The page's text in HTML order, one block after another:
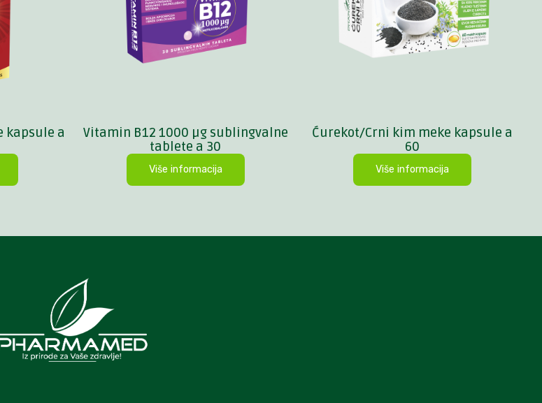
kapsule a
Vitamin B12 1000 µg sublingvalne
tablete a 30
Više informacija
Ćurekot/Crni kim meke kapsule a
60
Više informacija